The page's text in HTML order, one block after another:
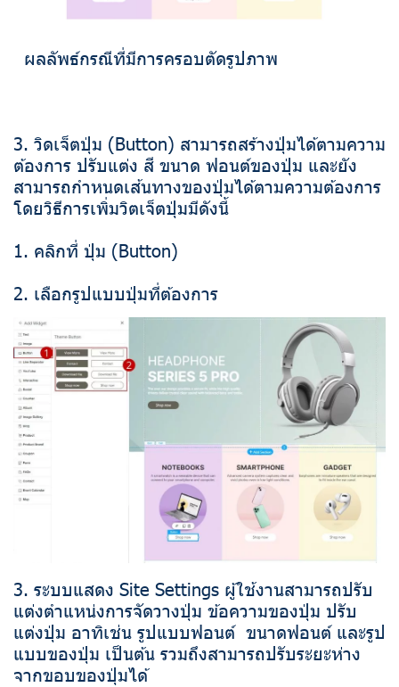
ผลลัพธ์กรณีที่มีการครอบตัดรูปภาพ
3. วิดเจ็ตปุ่ม (Button) สามารถสร้างปุ่มได้ตามความ
ต้องการ ปรับแต่ง สี ขนาด ฟอนต์ของปุ่ม และยัง
สามารถกำหนดเส้นทางของปุ่มได้ตามความต้องการ
โดยวิธีการเพิ่มวิตเจ็ตปุ่มมีดังนี้
1. คลิกที่ ปุ่ม (Button)
2. เลือกรูปแบบปุ่มที่ต้องการ
3. ระบบแสดง Site Settings ผู้ใช้งานสามารถปรับ
แต่งตำแหน่งการจัดวางปุ่ม ข้อความของปุ่ม ปรับ
แต่งปุ่ม อาทิเช่น รูปแบบฟอนต์ ขนาดฟอนต์ และรูป
แบบของปุ่ม เป็นต้น รวมถึงสามารถปรับระยะห่าง
จากขอบของปุ่มได้